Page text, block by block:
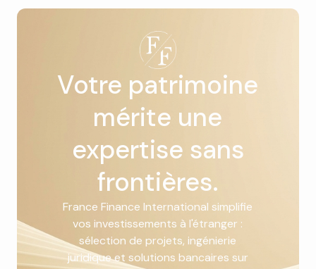
Votre patrimoine
mérite une
expertise sans
frontières.
France Finance International simplifie
vos investissements à l'étranger :
sélection de projets, ingénierie
juridique et solutions bancaires sur